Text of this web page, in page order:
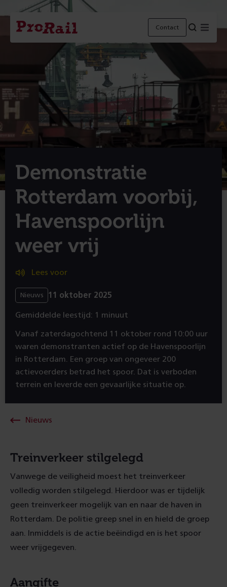
Navigatie
Homepage
ProRail
Contact Menu
Demonstratie
Rotterdam voorbij,
Havenspoorlijn
weer vrij
Lees voor
Nieuws 11 oktober 2025
Gemiddelde leestijd: 1 minuut
Vanaf zaterdagochtend 11 oktober rond 10:00 uur
waren demonstranten actief op de Havenspoorlijn
in Rotterdam. Een groep van ongeveer 200
actievoerders betrad het spoor. Dat is verboden
terrein en leverde een gevaarlijke situatie op.
Nieuws
Treinverkeer stilgelegd
Vanwege de veiligheid moest het treinverkeer
volledig worden stilgelegd. Hierdoor was er tijdelijk
geen treinverkeer mogelijk van en naar de haven in
Rotterdam. De politie greep snel in en hield de groep
aan. Inmiddels is de actie beëindigd en is het spoor
weer vrijgegeven.
Aangifte